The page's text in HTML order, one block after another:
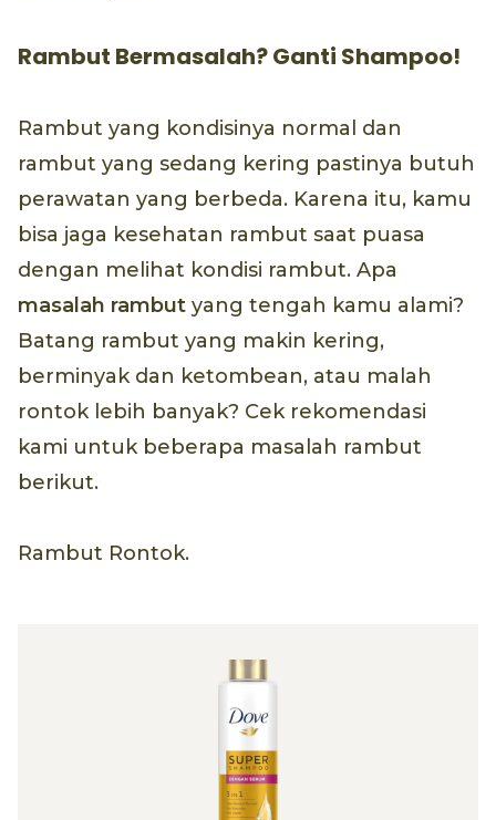
Rambut Bermasalah? Ganti Shampoo!
Rambut yang kondisinya normal dan
rambut yang sedang kering pastinya butuh
perawatan yang berbeda. Karena itu, kamu
bisa jaga kesehatan rambut saat puasa
dengan melihat kondisi rambut. Apa
masalah rambut yang tengah kamu alami?
Batang rambut yang makin kering,
berminyak dan ketombean, atau malah
rontok lebih banyak? Cek rekomendasi
kami untuk beberapa masalah rambut
berikut.
Rambut Rontok.